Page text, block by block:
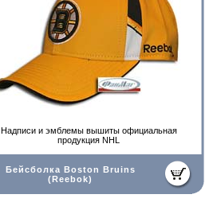
Надписи и эмблемы вышиты официальная
прoдукция NHL
Бейсболка Boston Bruins
(Reebok)